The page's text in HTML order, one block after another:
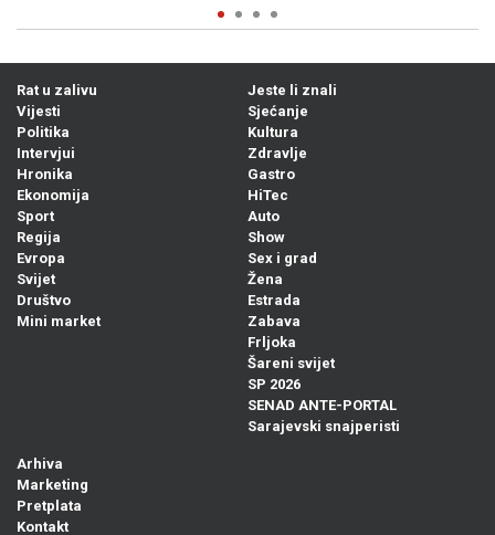
Rat u zalivu
Vijesti
Politika
Intervjui
Hronika
Ekonomija
Sport
Regija
Evropa
Svijet
Društvo
Mini market
Jeste li znali
Sjećanje
Kultura
Zdravlje
Gastro
HiTec
Auto
Show
Sex i grad
Žena
Estrada
Zabava
Frljoka
Šareni svijet
SP 2026
SENAD ANTE-PORTAL
Sarajevski snajperisti
Arhiva
Marketing
Pretplata
Kontakt